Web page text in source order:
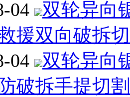
04
双轮异向
援双向破拆
04
双轮异向
破拆手提切